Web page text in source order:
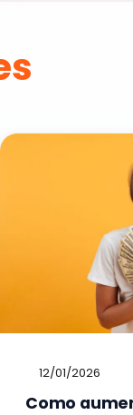
12/01/2026
Como